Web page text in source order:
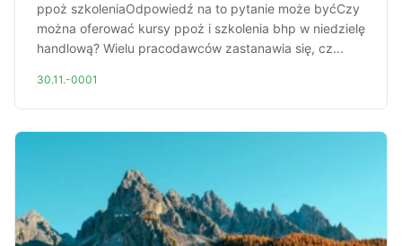
ppoż szkoleniaOdpowiedź na to pytanie może byćCzy
można oferować kursy ppoż i szkolenia bhp w niedzielę
handlową? Wielu pracodawców zastanawia się, cz...
30.11.-0001